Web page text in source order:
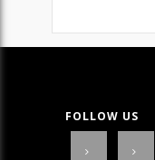
FOLLOW US